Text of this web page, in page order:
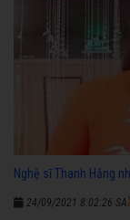
Nghệ sĩ Thanh Hằng
24/09/2021 8:02:26 SA